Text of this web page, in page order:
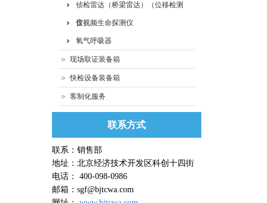
侦检雷达（桥梁雷达）（位移检测
仪）
音视频生命探测仪
氧气呼吸器
现场取证装备箱
快检设备装备箱
客制化服务
联系方式
联系：销售部
地址：北京经济技术开发区科创十四街
电话： 400-098-0986
邮箱：sgf@bjtcwa.com